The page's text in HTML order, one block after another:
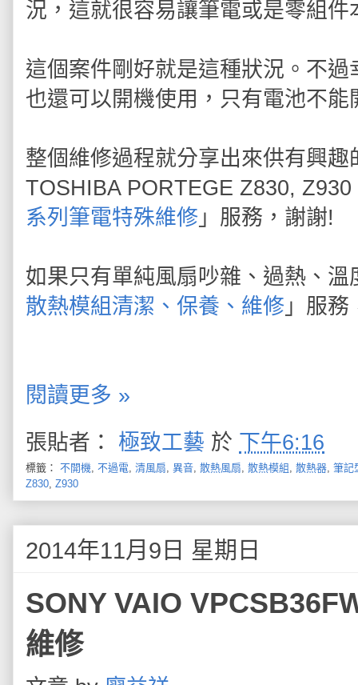
況，這就很容易讓筆電或是零組件
這個案件剛好就是這種狀況。不
也還可以開機使用，只有電池不
整個維修過程就分享出來供有興
TOSHIBA PORTEGE Z830,
系列筆電特殊維修 」服務，謝謝!
如果只有單純風扇吵雜、過熱、
散熱模組清潔、保養、維修 」服務
閱讀更多 »
張貼者： 極致工藝 於 下午6:16
標籤： 不開機, 不過電, 清風扇, 異音, 散熱風扇, 散熱模組 , 散熱器, 筆記
Z830, Z930
2014年11月9日 星期日
SONY VAIO
維修